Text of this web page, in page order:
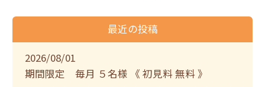
最近の投稿
2026/08/01
期間限定 毎月 ５名様 《 初見料 無料 》